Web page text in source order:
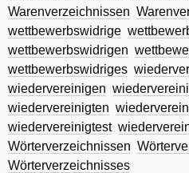
Warenverzeichnissen
wettbewerbswidrige
wettbewerbswidrigen
wettbewerbswidriges
wiedervereinigen
wiedervereinigten
wiedervereinigtest
Wörterverzeichnissen
Wörterverzeichnisses